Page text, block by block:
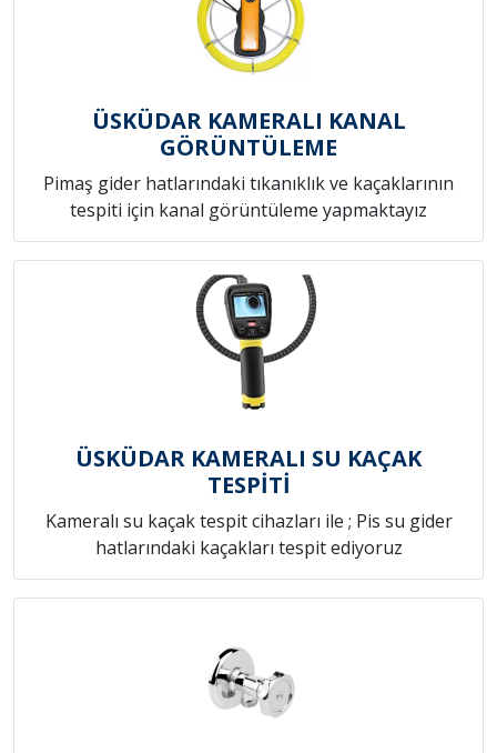
ÜSKÜDAR KAMERALI KANAL
GÖRÜNTÜLEME
Pimaş gider hatlarındaki tıkanıklık ve kaçaklarının
tespiti için kanal görüntüleme yapmaktayız
ÜSKÜDAR KAMERALI SU KAÇAK
TESPİTİ
Kameralı su kaçak tespit cihazları ile ; Pis su gider
hatlarındaki kaçakları tespit ediyoruz